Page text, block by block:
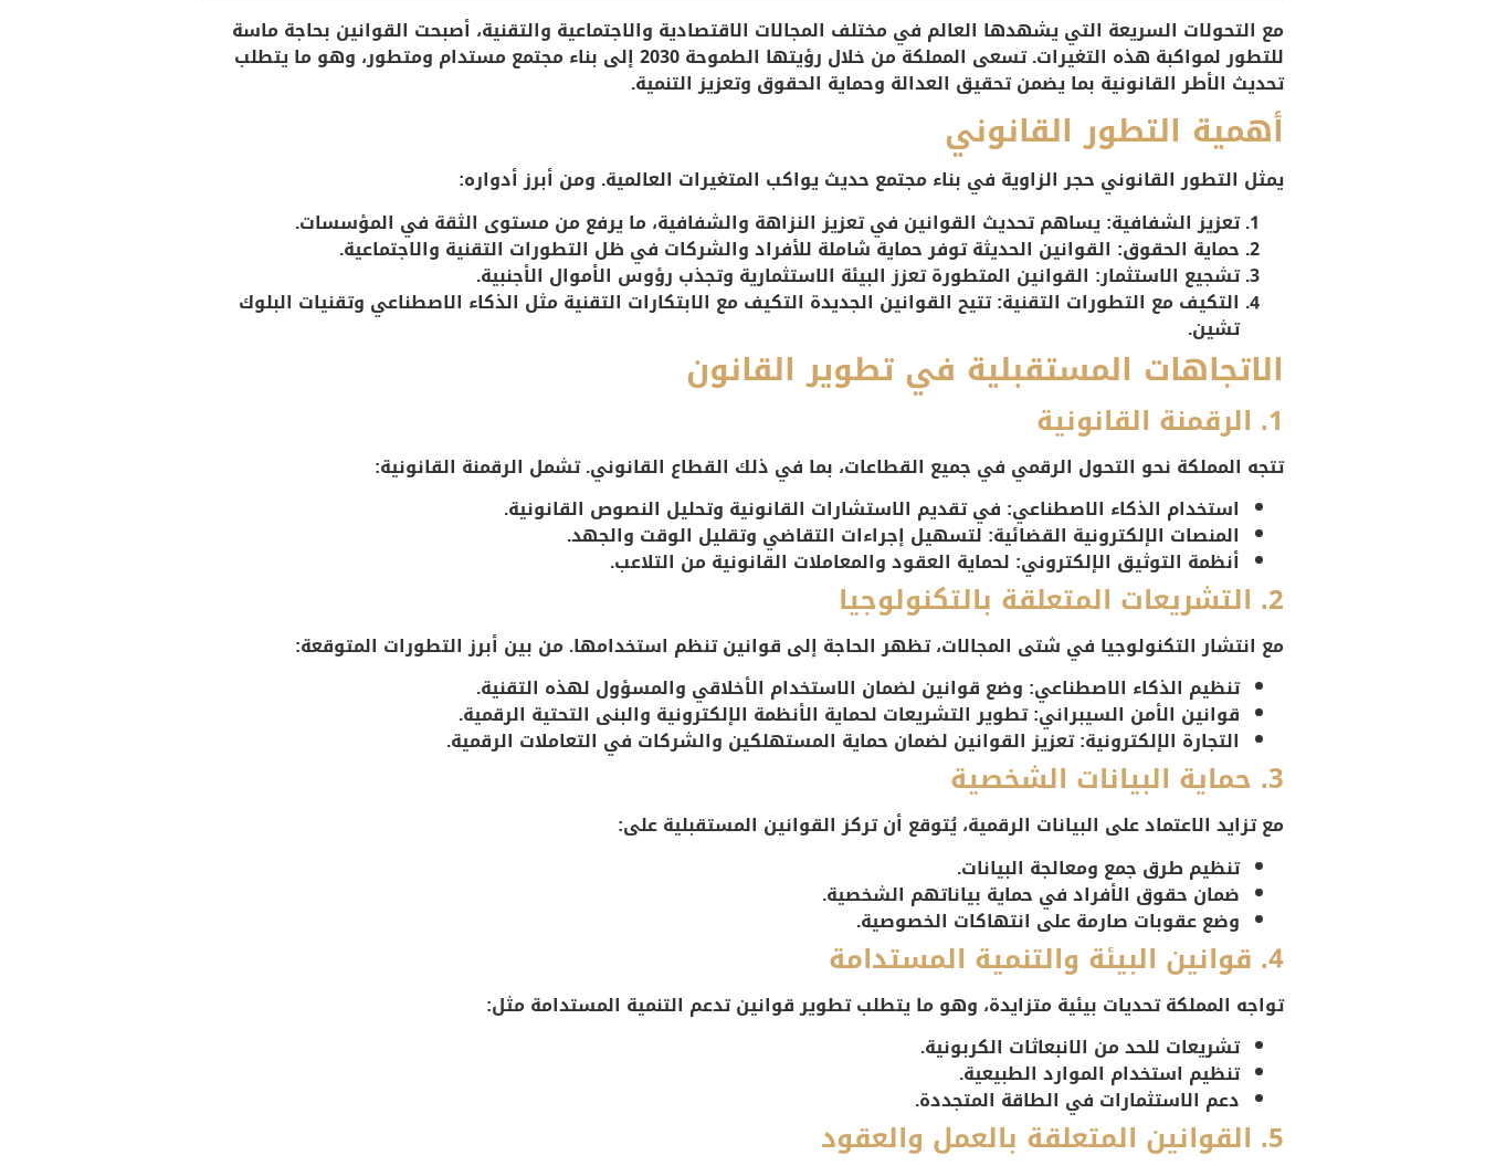
مع التحولات السريعة التي يشهدها العالم في مختلف المجالات الاقتصادية والاجتماعية والتقنية، أصبحت القوانين بحاجة ماسة
للتطور لمواكبة هذه التغيرات. تسعى المملكة من خلال رؤيتها الطموحة 2030 إلى بناء مجتمع مستدام ومتطور، وهو ما يتطلب
تحديث الأطر القانونية بما يضمن تحقيق العدالة وحماية الحقوق وتعزيز التنمية.
أهمية التطور القانوني
يمثل التطور القانوني حجر الزاوية في بناء مجتمع حديث يواكب المتغيرات العالمية. ومن أبرز أدواره:
تعزيز الشفافية: يساهم تحديث القوانين في تعزيز النزاهة والشفافية، ما يرفع من مستوى الثقة في المؤسسات.
حماية الحقوق: القوانين الحديثة توفر حماية شاملة للأفراد والشركات في ظل التطورات التقنية والاجتماعية.
تشجيع الاستثمار: القوانين المتطورة تعزز البيئة الاستثمارية وتجذب رؤوس الأموال الأجنبية.
التكيف مع التطورات التقنية:تتيح القوانين الجديدة التكيف مع الابتكارات التقنية مثل الذكاء الاصطناعي وتقنيات البلوك
تشين.
الاتجاهات المستقبلية في تطوير القانون
1. الرقمنة القانونية
تتجه المملكة نحو التحول الرقمي في جميع القطاعات، بما في ذلك القطاع القانوني. تشمل الرقمنة القانونية:
استخدام الذكاء الاصطناعي: في تقديم الاستشارات القانونية وتحليل النصوص القانونية.
المنصات الإلكترونية القضائية:لتسهيل إجراءات التقاضي وتقليل الوقت والجهد.
أنظمة التوثيق الإلكتروني: لحماية العقود والمعاملات القانونية من التلاعب.
2. التشريعات المتعلقة بالتكنولوجيا
مع انتشار التكنولوجيا في شتى المجالات، تظهر الحاجة إلى قوانين تنظم استخدامها. من بين أبرز التطورات المتوقعة:
تنظيم الذكاء الاصطناعي: وضع قوانين لضمان الاستخدام الأخلاقي والمسؤول لهذه التقنية.
قوانين الأمن السيبراني:تطوير التشريعات لحماية الأنظمة الإلكترونية والبنى التحتية الرقمية.
التجارة الإلكترونية:تعزيز القوانين لضمان حماية المستهلكين والشركات في التعاملات الرقمية.
3. حماية البيانات الشخصية
مع تزايد الاعتماد على البيانات الرقمية، يُتوقع أن تركز القوانين المستقبلية على:
تنظيم طرق جمع ومعالجة البيانات.
ضمان حقوق الأفراد في حماية بياناتهم الشخصية.
وضع عقوبات صارمة على انتهاكات الخصوصية.
4. قوانين البيئة والتنمية المستدامة
تواجه المملكة تحديات بيئية متزايدة، وهو ما يتطلب تطوير قوانين تدعم التنمية المستدامة مثل:
تشريعات للحد من الانبعاثات الكربونية.
تنظيم استخدام الموارد الطبيعية.
دعم الاستثمارات في الطاقة المتجددة.
5. القوانين المتعلقة بالعمل والعقود